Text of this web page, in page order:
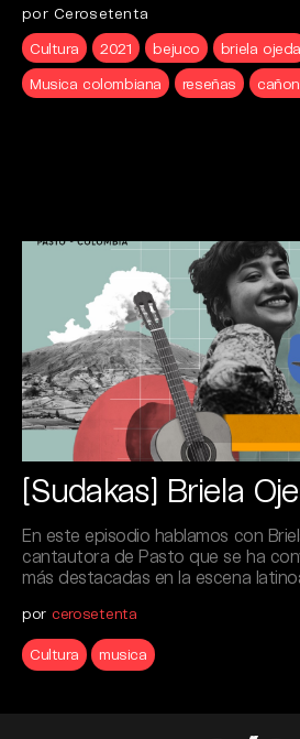
por Cerosetenta
Cultura
2021 bejuco briela ojeda
Musica colombiana
reseñas
[Sudakas] Briela
En este episodio hablamos con
cantautora de Pasto que se ha
más destacadas en la escena
por cerosetenta
Cultura musica